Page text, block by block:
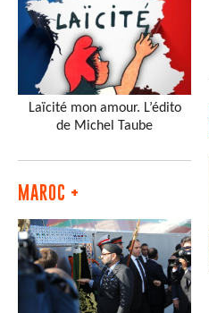
Laïcité mon amour. L’édito
de Michel Taube
MAROC +